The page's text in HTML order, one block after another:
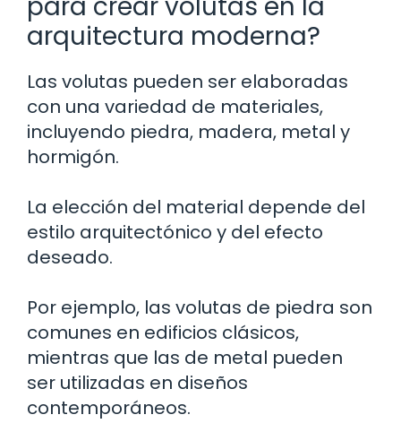
arquitectura moderna?
Las volutas pueden ser elaboradas
con una variedad de materiales,
incluyendo piedra, madera, metal y
hormigón.
La elección del material depende del
estilo arquitectónico y del efecto
deseado.
Por ejemplo, las volutas de piedra son
comunes en edificios clásicos,
mientras que las de metal pueden
ser utilizadas en diseños
contemporáneos.